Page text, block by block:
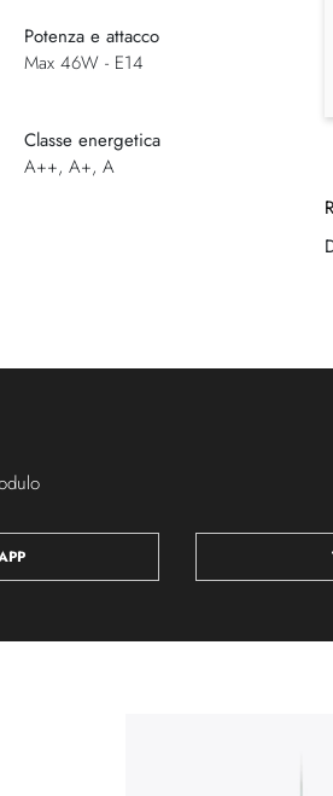
Potenza e attacco
Max 46W - E14
Classe energetica
A++, A+, A